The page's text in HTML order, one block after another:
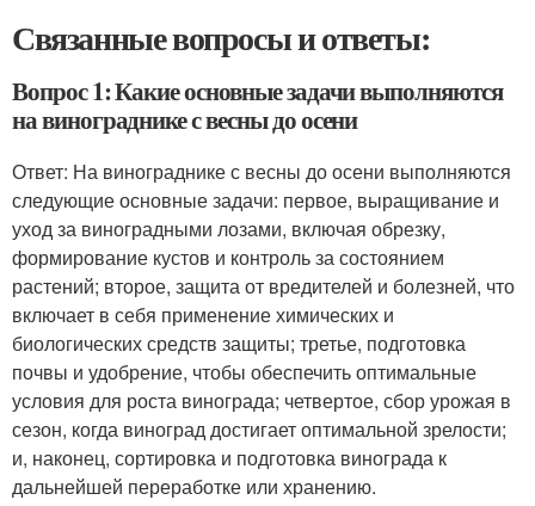
Связанные вопросы и ответы:
Вопрос 1: Какие основные задачи выполняются
на винограднике с весны до осени
Ответ: На винограднике с весны до осени выполняются
следующие основные задачи: первое, выращивание и
уход за виноградными лозами, включая обрезку,
формирование кустов и контроль за состоянием
растений; второе, защита от вредителей и болезней, что
включает в себя применение химических и
биологических средств защиты; третье, подготовка
почвы и удобрение, чтобы обеспечить оптимальные
условия для роста винограда; четвертое, сбор урожая в
сезон, когда виноград достигает оптимальной зрелости;
и, наконец, сортировка и подготовка винограда к
дальнейшей переработке или хранению.